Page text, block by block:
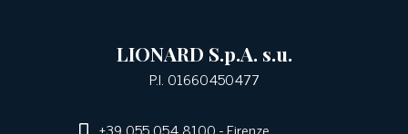
LIONARD S.p.A. s.u.
P.I. 01660450477